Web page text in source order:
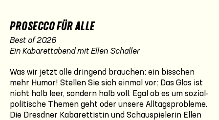
PROSECCO FÜR ALLE
Best of 2026
Ein Kabarettabend mit Ellen Schaller
Was wir jetzt alle dringend brauchen: ein bisschen
mehr Humor! Stellen Sie sich einmal vor: Das Glas ist
nicht halb leer, sondern halb voll. Egal ob es um sozial-
politische Themen geht oder unsere Alltagsprobleme.
Die Dresdner Kabarettistin und Schauspielerin Ellen